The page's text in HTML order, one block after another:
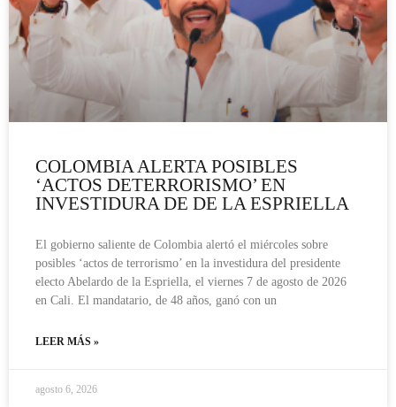
COLOMBIA ALERTA POSIBLES
‘ACTOS DETERRORISMO’ EN
INVESTIDURA DE DE LA ESPRIELLA
El gobierno saliente de Colombia alertó el miércoles sobre
posibles ‘actos de terrorismo’ en la investidura del presidente
electo Abelardo de la Espriella, el viernes 7 de agosto de 2026
en Cali. El mandatario, de 48 años, ganó con un
LEER MÁS »
agosto 6, 2026